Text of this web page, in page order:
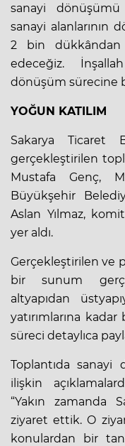
sanayi dönüşümü
sanayi alanlarının
2 bin dükkândan
edeceğiz.
dönüşüm sürecine
YOĞUN KATILIM
Sakarya Ticaret
gerçekleştirilen
Mustafa Genç,
Büyükşehir
Aslan Yılmaz,
yer aldı.
Gerçekleştirilen ve
bir sunum
altyapıdan
yatırımlarına
süreci detaylıca
Toplantıda
ilişkin
“Yakın zamanda
ziyaret ettik. O
konulardan bir